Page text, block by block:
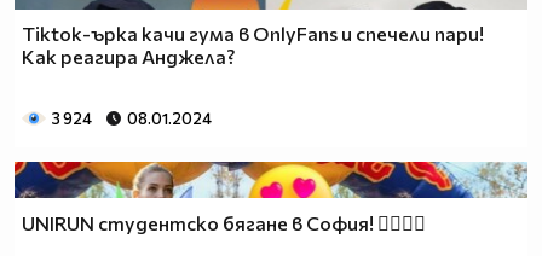
Tiktok-ърка качи гума в OnlyFans и спечели пари!
Как реагира Анджела?
3 924 08.01.2024
UNIRUN студентско бягане в София! 🏃‍♂️🏃‍♀️